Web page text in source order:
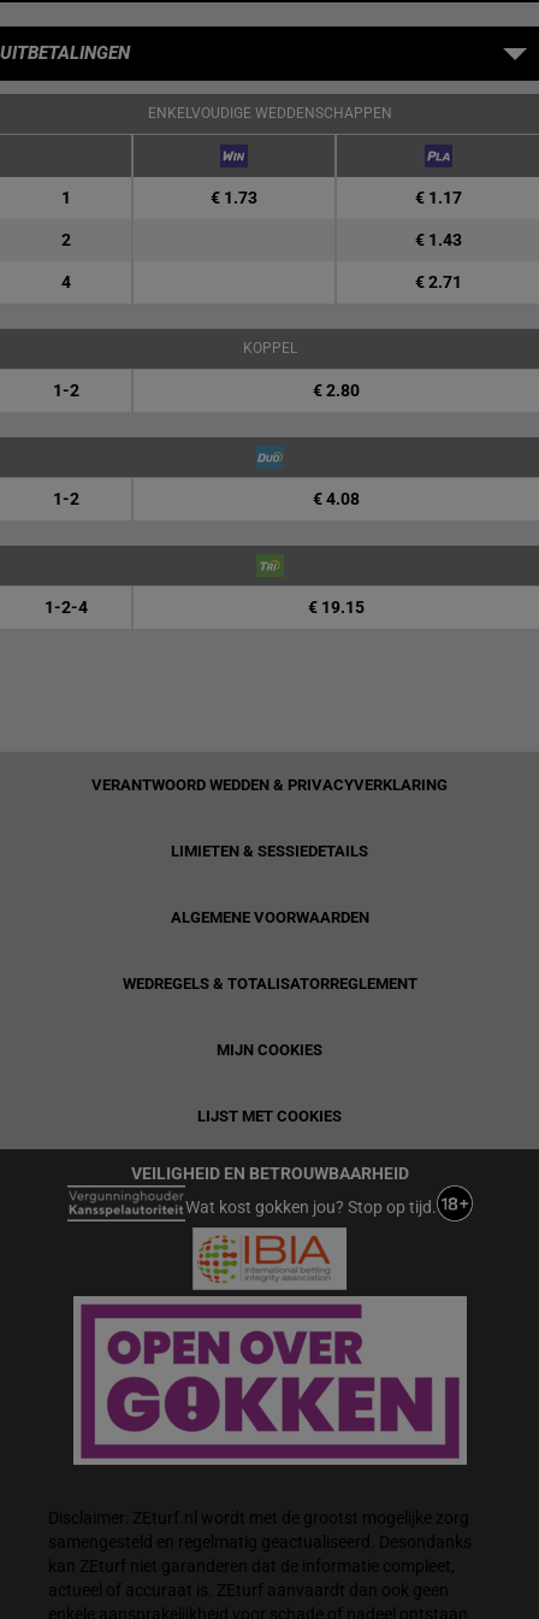
UITBETALINGEN
ENKELVOUDIGE WEDDENSCHAPPEN
1 € 1.73 € 1.17
2 € 1.43
4 € 2.71
KOPPEL
1-2 € 2.80
1-2 € 4.08
1-2-4 € 19.15
VERANTWOORD WEDDEN & PRIVACYVERKLARING
LIMIETEN & SESSIEDETAILS
ALGEMENE VOORWAARDEN
WEDREGELS & TOTALISATORREGLEMENT
MIJN COOKIES
LIJST MET COOKIES
VEILIGHEID EN BETROUWBAARHEID
Wat kost gokken jou? Stop op tijd.
Disclaimer: ZEturf.nl wordt met de grootst mogelijke zorg
samengesteld en regelmatig geactualiseerd. Desondanks
kan ZEturf niet garanderen dat de informatie compleet,
actueel of accuraat is. ZEturf aanvaardt dan ook geen
enkele aansprakelijkheid voor schade of nadeel ontstaan